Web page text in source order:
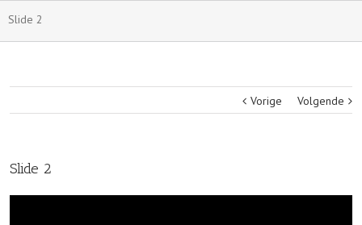
Slide 2
Vorige Volgende
Slide 2